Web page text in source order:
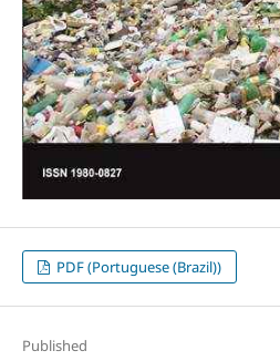
PDF (Portuguese (Brazil))
Published